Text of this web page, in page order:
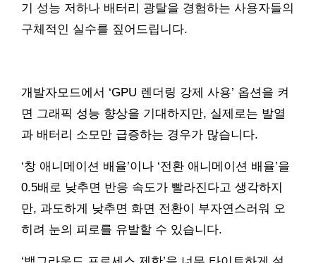
기 성능 저하나 배터리 광탈을 경험하는 사용자들의
구체적인 실수를 짚어드립니다.
개발자모드에서 ‘GPU 렌더링 강제 사용’ 옵션을 켜
면 그래픽 성능 향상을 기대하지만, 실제로는 발열
과 배터리 소모만 급증하는 경우가 많습니다.
‘창 애니메이션 배율’이나 ‘전환 애니메이션 배율’을
0.5배로 낮추면 반응 속도가 빨라진다고 생각하지
만, 과도하게 낮추면 화면 전환이 부자연스러워 오
히려 눈의 피로를 유발할 수 있습니다.